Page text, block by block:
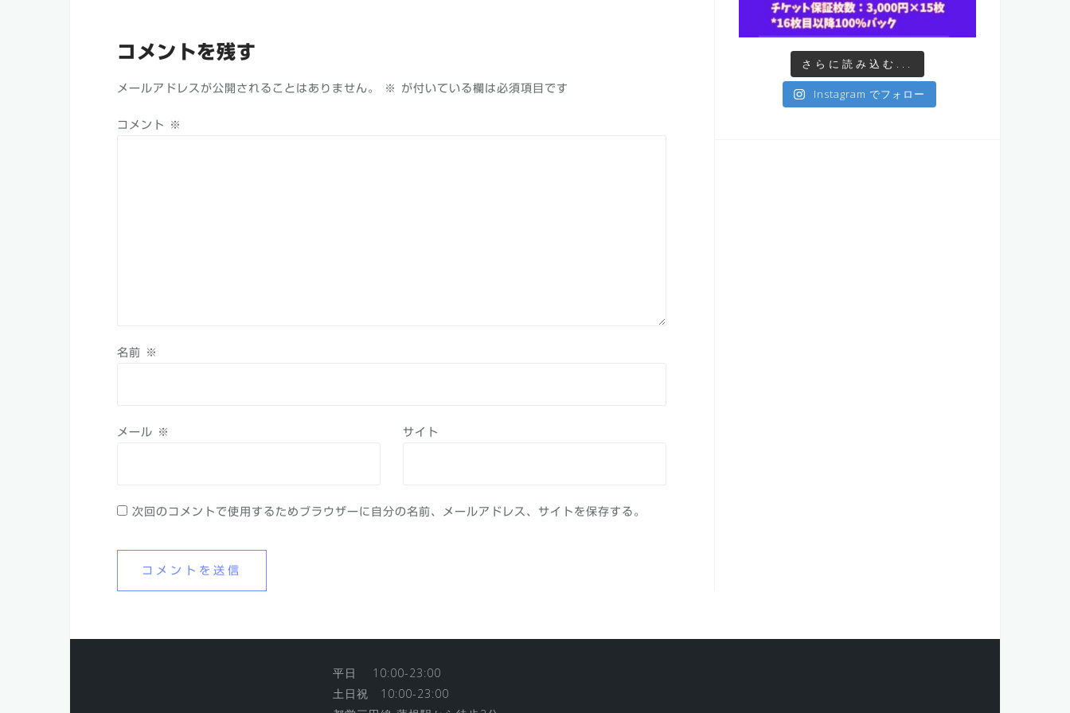
ゲ
ョ
コメントを残す
メールアドレスが公開されることはありません。 ※ が付いている欄は必須項目です
コメント ※
名前 ※
メール ※ サイト
次回のコメントで使用するためブラウザーに自分の名前、メールアドレス、サイトを保存する。
さらに読み込む...
Instagram でフォロー
平日 10:00-23:00
土日祝 10:00-23:00